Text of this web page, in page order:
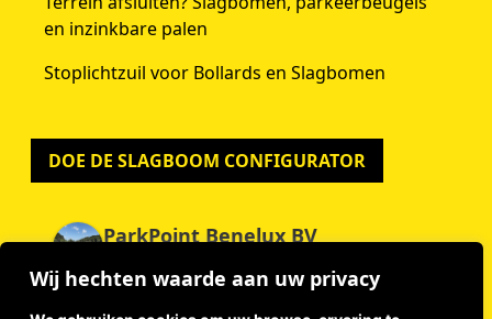
Wij hechten waarde aan uw privacy
en inzinkbare palen
Stoplichtzuil voor Bollards en Slagbomen
DOE DE SLAGBOOM CONFIGURATOR
ParkPoint Benelux BV
Gebaseerd op 59 beoordelingen